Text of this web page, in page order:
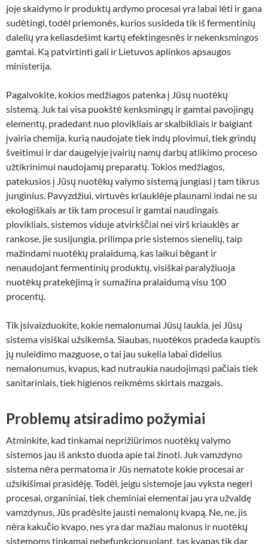
joje skaidymo ir produktų ardymo procesai yra labai lėti ir gana
sudėtingi, todėl priemonės, kurios susideda tik iš fermentinių
dalelių yra keliasdešimt kartų efektingesnės ir nekenksmingos
gamtai. Ką patvirtinti gali ir Lietuvos aplinkos apsaugos
ministerija.
Pagalvokite, kokios medžiagos patenka į Jūsų nuotėkų
sistemą. Juk tai visa puokštė kenksmingų ir gamtai pavojingų
elementų, pradedant nuo plovikliais ar skalbikliais ir baigiant
įvairia chemija, kurią naudojate tiek indų plovimui, tiek grindų
šveitimui ir dar daugelyje įvairių namų darbų atlikimo proceso
užtikrinimui naudojamų preparatų. Tokios medžiagos,
patekusios į Jūsų nuotėkų valymo sistemą jungiasi į tam tikrus
junginius. Pavyzdžiui, virtuvės kriauklėje plaunami indai ne su
ekologiškais ar tik tam procesui ir gamtai naudingais
plovikliais, sistemos viduje atvirkščiai nei virš kriauklės ar
rankose, jie susijungia, prilimpa prie sistemos sienelių, taip
mažindami nuotėkų pralaidumą, kas laikui bėgant ir
nenaudojant fermentinių produktų, visiškai paralyžiuoja
nuotėkų pratekėjimą ir sumažina pralaidumą visu 100
procentų.
Tik įsivaizduokite, kokie nemalonumai Jūsų laukia, jei Jūsų
sistema visiškai užsikemša. Siaubas, nuotėkos pradeda kauptis
jų nuleidimo mazguose, o tai jau sukelia labai didelius
nemalonumus, kvapus, kad nutraukia naudojimąsi pačiais tiek
sanitariniais, tiek higienos reikmėms skirtais mazgais.
Problemų atsiradimo požymiai
Atminkite, kad tinkamai neprižiūrimos nuotėkų valymo
sistemos jau iš anksto duoda apie tai žinoti. Juk vamzdyno
sistema nėra permatoma ir Jūs nematote kokie procesai ar
užsikišimai prasidėję. Todėl, jeigu sistemoje jau vyksta negeri
procesai, organiniai, tiek cheminiai elementai jau yra užvaldę
vamzdynus, Jūs pradėsite jausti nemalonų kvapą. Ne, ne, jis
nėra kakučio kvapo, nes yra dar mažiau malonus ir nuotėkų
sistemoms tinkamai nebefunkcionuojant, tas kvapas tik dar